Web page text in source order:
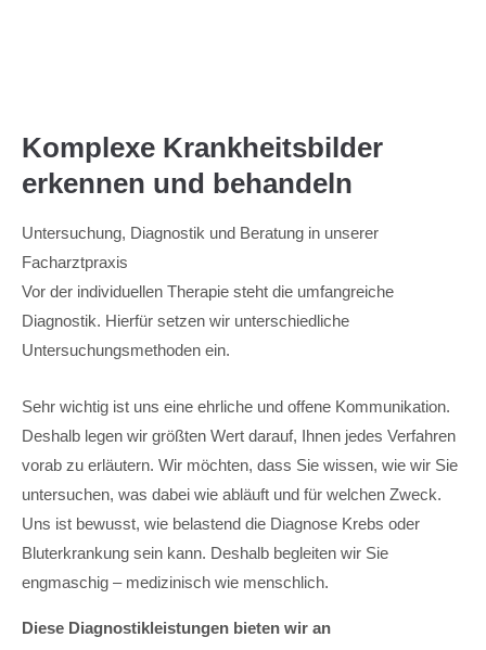
Komplexe Krankheitsbilder
erkennen und behandeln
Untersuchung, Diagnostik und Beratung in unserer
Facharztpraxis
Vor der individuellen Therapie steht die umfangreiche
Diagnostik. Hierfür setzen wir unterschiedliche
Untersuchungsmethoden ein.
Sehr wichtig ist uns eine ehrliche und offene Kommunikation.
Deshalb legen wir größten Wert darauf, Ihnen jedes Verfahren
vorab zu erläutern. Wir möchten, dass Sie wissen, wie wir Sie
untersuchen, was dabei wie abläuft und für welchen Zweck.
Uns ist bewusst, wie belastend die Diagnose Krebs oder
Bluterkrankung sein kann. Deshalb begleiten wir Sie
engmaschig – medizinisch wie menschlich.
Diese Diagnostikleistungen bieten wir an